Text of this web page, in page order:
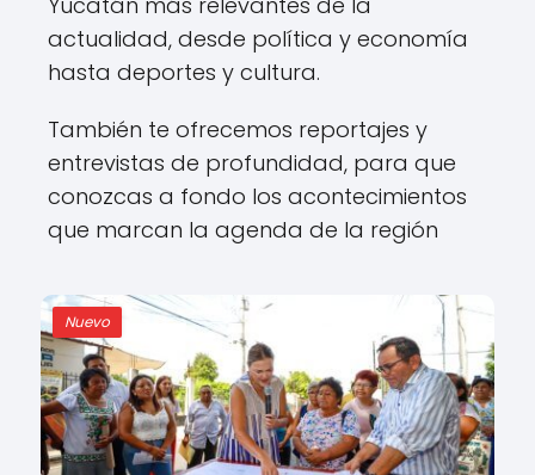
actualidad, desde política y economía
hasta deportes y cultura.
También te ofrecemos reportajes y
entrevistas de profundidad, para que
conozcas a fondo los acontecimientos
que marcan la agenda de la región
Nuevo